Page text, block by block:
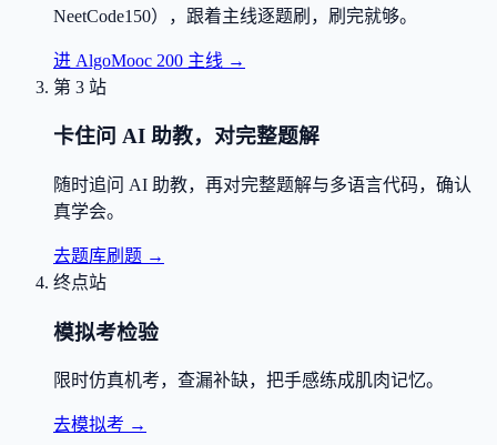
NeetCode150），跟着主线逐题刷，刷完就够。
进 AlgoMooc 200 主线 →
第 3 站
卡住问 AI 助教，对完整题解
随时追问 AI 助教，再对完整题解与多语言代码，确认
真学会。
去题库刷题 →
终点站
模拟考检验
限时仿真机考，查漏补缺，把手感练成肌肉记忆。
去模拟考 →